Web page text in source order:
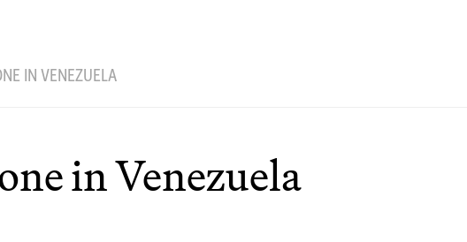
IN VENEZUELA
in Venezuela